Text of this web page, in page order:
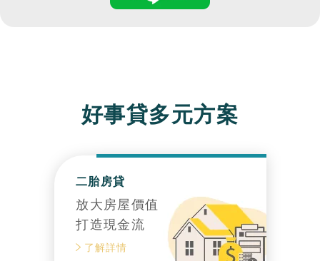
好事貸多元方案
二胎房貸
放大房屋價值
打造現金流
了解詳情